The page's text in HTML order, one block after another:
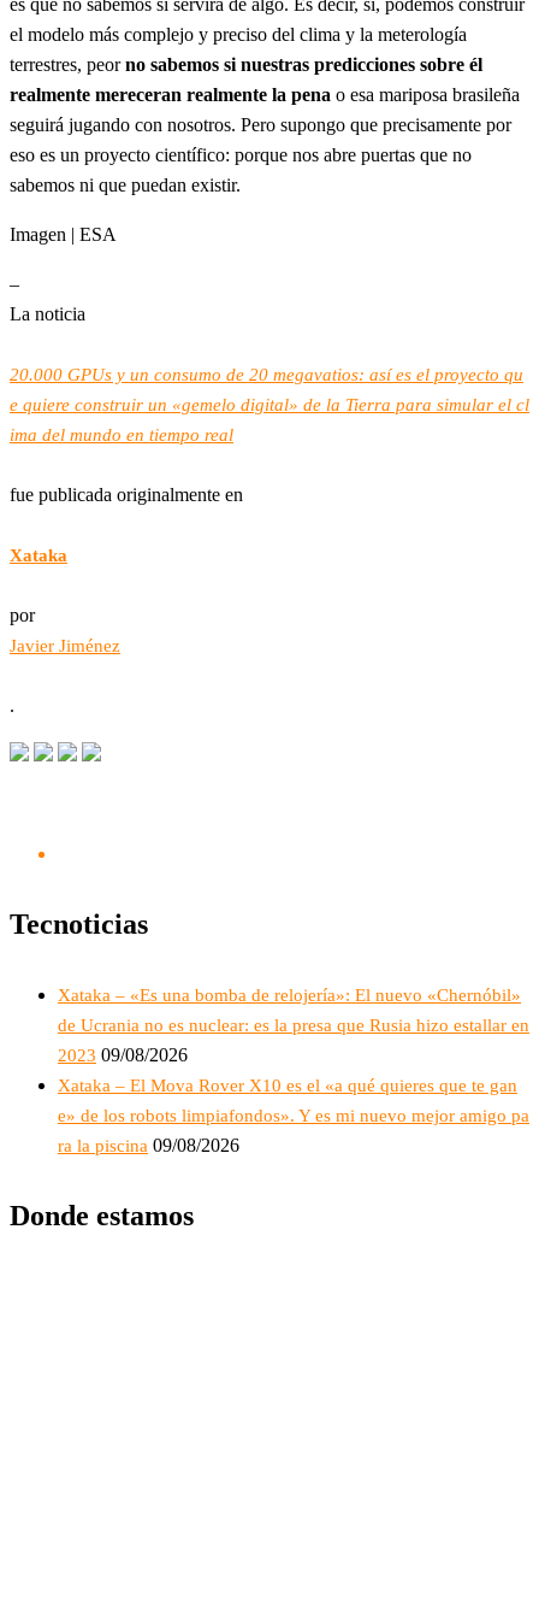
es que no sabemos si servirá de algo. Es decir, sí, podemos construir
el modelo más complejo y preciso del clima y la meterología
terrestres, peorno sabemos si nuestras predicciones sobre él
realmente mereceran realmente la pena o esa mariposa brasileña
seguirá jugando con nosotros. Pero supongo que precisamente por
eso es un proyecto científico: porque nos abre puertas que no
sabemos ni que puedan existir.
Imagen | ESA
–
La noticia
20.000 GPUs y un consumo de 20 megavatios: así es el proyecto qu
e quiere construir un «gemelo digital» de la Tierra para simular el cl
ima del mundo en tiempo real
fue publicada originalmente en
Xataka
por
Javier Jiménez
.
Tecnoticias
Xataka – «Es una bomba de relojería»: El nuevo «Chernóbil»
de Ucrania no es nuclear: es la presa que Rusia hizo estallar en
2023 09/08/2026
Xataka – El Mova Rover X10 es el «a qué quieres que te gan
e» de los robots limpiafondos». Y es mi nuevo mejor amigo pa
ra la piscina 09/08/2026
Donde estamos